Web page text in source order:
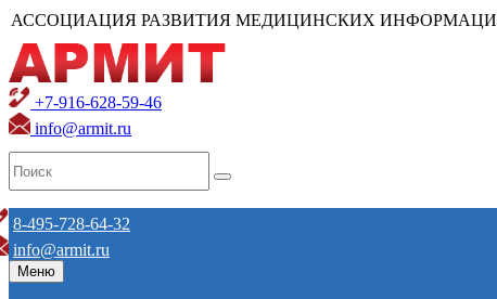
АССОЦИАЦИЯ РАЗВИТИЯ МЕДИЦИНСКИХ
+7-916-628-59-46
info@armit.ru
8-495-728-64-32
info@armit.ru
Меню